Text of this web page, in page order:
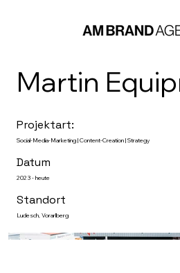
Martin
Projektart:
Social-Media-Marketing | Content-Creation | Strategy
Datum
2023 - heute
Standort
Ludesch, Vorarlberg